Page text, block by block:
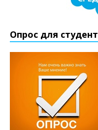
Опрос для